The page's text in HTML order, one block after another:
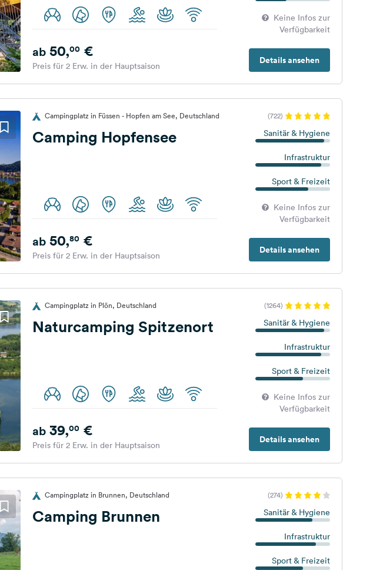
Keine Infos zur
Verfügbarkeit
Details ansehen
ab50,00€
Preis für 2 Erw. in der Hauptsaison
Campingplatz in Füssen - Hopfen am See, Deutschland (722)
Camping Hopfensee Sanitär & Hygiene
Infrastruktur
Sport & Freizeit
Keine Infos zur
Verfügbarkeit
Details ansehen
ab50,80€
Preis für 2 Erw. in der Hauptsaison
Campingplatz in Plön, Deutschland (1264)
Naturcamping Spitzenort Sanitär & Hygiene
Infrastruktur
Sport & Freizeit
Keine Infos zur
Verfügbarkeit
Details ansehen
ab39,00€
Preis für 2 Erw. in der Hauptsaison
Campingplatz in Brunnen, Deutschland (274)
Camping Brunnen Sanitär & Hygiene
Infrastruktur
Sport & Freizeit